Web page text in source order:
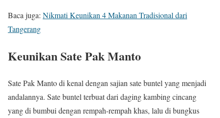
Baca juga: Nikmati Keunikan 4 Makanan Tradisional dari
Tangerang
Keunikan Sate Pak Manto
Sate Pak Manto di kenal dengan sajian sate buntel yang menjadi
andalannya. Sate buntel terbuat dari daging kambing cincang
yang di bumbui dengan rempah-rempah khas, lalu di bungkus